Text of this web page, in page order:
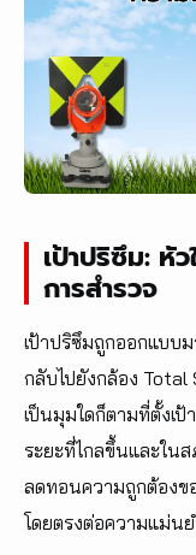
เป้าปริซึม: หั
การสำรวจ
เป้าปริซึมถูกออกแบบ
กลับไปยังกล้อง Total
เป็นมุมใดก็ตามที่ตั้งเ
ระยะที่ไกลขึ้นและใน
ลดทอนความถูกต้องข
โดยตรงต่อความแม่น